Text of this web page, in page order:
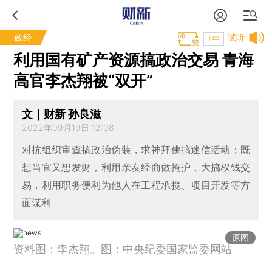
政经 试听
T中
利用国有矿产资源搞政治交易 青海
高官李杰翔被“双开”
文｜财新 孙良滋
2022年09月19日 12:08
对抗组织审查搞政治伪装，求神拜佛搞迷信活动；既
想当官又想发财，利用亲友经商做掩护，大搞权钱交
易，利用职务便利为他人在工程承揽、项目开发等方
面谋利
原图
资料图：李杰翔。图：中央纪委国家监委网站